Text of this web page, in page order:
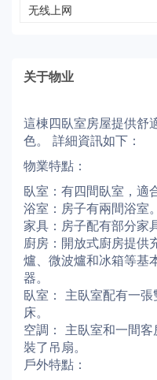
无线上网
关于物业
這棟四臥室房屋提供舒
色。 詳細資訊如下：
物業特點：
臥室：有四間臥室，適
浴室：房子有兩間浴室。
家具：房子配有部分家
廚房：開放式廚房提供
爐、微波爐和冰箱等基
器。
臥室： 主臥室配有一
床。
空調： 主臥室和一間
裝了吊扇。
戶外特點：